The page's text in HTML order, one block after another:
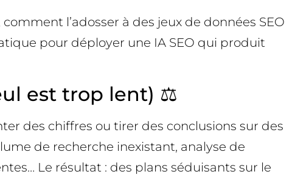
l’adosser à des jeux de données SEO
pour déployer une IA SEO qui produit
est trop lent) ⚖️
des chiffres ou tirer des conclusions sur des
de recherche inexistant, analyse de
Le résultat : des plans séduisants sur le